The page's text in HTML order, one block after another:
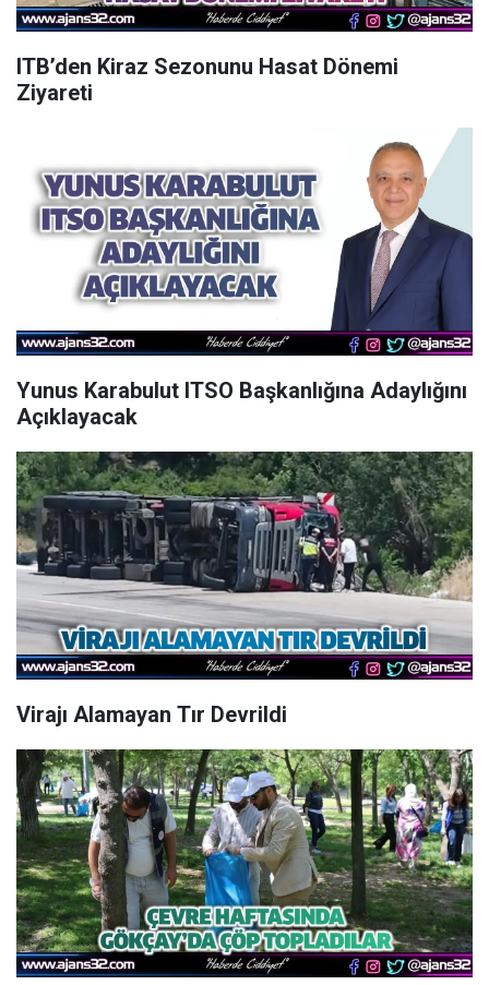
ITB’den Kiraz Sezonunu Hasat Dönemi
Ziyareti
Yunus Karabulut ITSO Başkanlığına Adaylığını
Açıklayacak
Virajı Alamayan Tır Devrildi